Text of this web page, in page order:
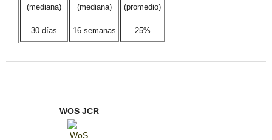
(mediana)
30 días
(mediana)
16 semanas
(promedio)
25%
WOS JCR